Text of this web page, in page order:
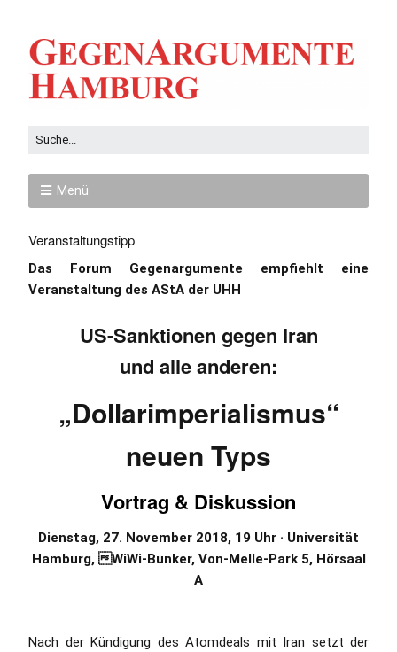
Menü
Veranstaltungstipp
Das Forum Gegenargumente empfiehlt eine
Veranstaltung des AStA der UHH
US-Sanktionen gegen Iran
und alle anderen:
„Dollarimperialismus“
neuen Typs
Vortrag & Diskussion
Dienstag, 27. November 2018, 19 Uhr · Universität
Hamburg, WiWi-Bunker, Von-Melle-Park 5, Hörsaal
A
Nach der Kündigung des Atomdeals mit Iran setzt der